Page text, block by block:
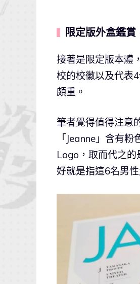
限定版外盒鑑賞
接著是限定版本體
校的校徽以及代表
頗重。
筆者覺得值得注意
「Jeanne」含有
Logo，取而代之
好就是指這6名男